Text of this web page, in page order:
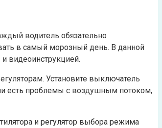
водитель обязательно
в самый морозный день. В данной
видеоинструкцией.
Установите выключатель
есть проблемы с воздушным потоком,
и регулятор выбора режима